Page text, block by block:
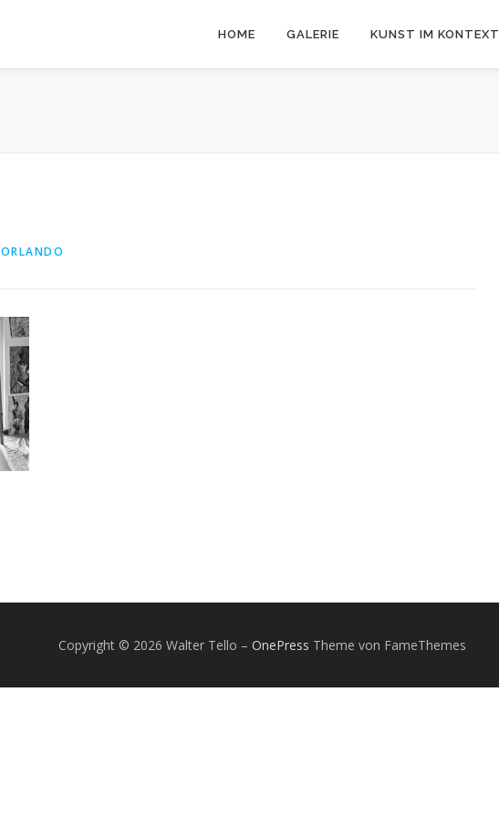
HOME GALERIE KUNST IM KONTEXT
ORLANDO
Copyright © 2026 Walter Tello – OnePress Theme von FameThemes